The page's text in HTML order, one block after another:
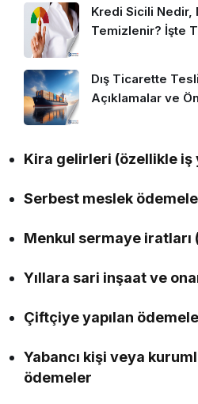
Kredi Sicili Nedir,
Temizlenir? İşte
Dış Ticarette
Açıklamalar ve
Kira gelirleri (özellikle iş
Serbest meslek
Menkul sermaye
Yıllara sari inşaat ve
Çiftçiye yapılan
Yabancı kişi veya
ödemeler